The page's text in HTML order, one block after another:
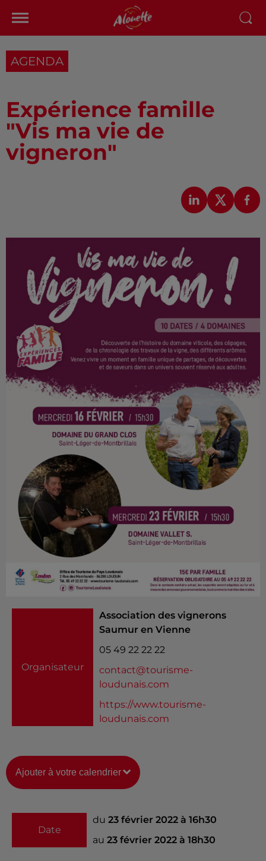
AGENDA
Expérience famille
"Vis ma vie de
vigneron"
Organisateur
Association des vignerons
Saumur en Vienne
05 49 22 22 22
contact@tourisme-
loudunais.com
https://www.tourisme-
loudunais.com
Ajouter à votre calendrier
Date
du 23 février 2022 à 16h30
au 23 février 2022 à 18h30